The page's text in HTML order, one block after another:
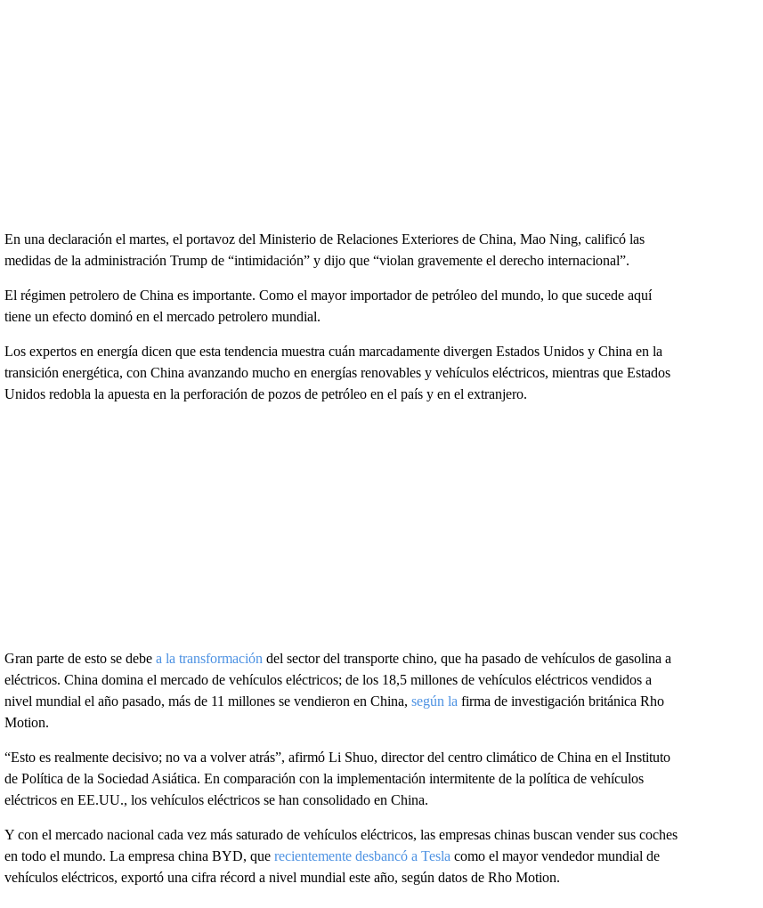
En una declaración el martes, el portavoz del Ministerio de Relaciones Exteriores de China, Mao Ning, calificó las
medidas de la administración Trump de “intimidación” y dijo que “violan gravemente el derecho internacional”.
El régimen petrolero de China es importante. Como el mayor importador de petróleo del mundo, lo que sucede aquí
tiene un efecto dominó en el mercado petrolero mundial.
Los expertos en energía dicen que esta tendencia muestra cuán marcadamente divergen Estados Unidos y China en la
transición energética, con China avanzando mucho en energías renovables y vehículos eléctricos, mientras que Estados
Unidos redobla la apuesta en la perforación de pozos de petróleo en el país y en el extranjero.
Gran parte de esto se debe a la transformación del sector del transporte chino, que ha pasado de vehículos de gasolina a
eléctricos. China domina el mercado de vehículos eléctricos; de los 18,5 millones de vehículos eléctricos vendidos a
nivel mundial el año pasado, más de 11 millones se vendieron en China, según la firma de investigación británica Rho
Motion.
“Esto es realmente decisivo; no va a volver atrás”, afirmó Li Shuo, director del centro climático de China en el Instituto
de Política de la Sociedad Asiática. En comparación con la implementación intermitente de la política de vehículos
eléctricos en EE.UU., los vehículos eléctricos se han consolidado en China.
Y con el mercado nacional cada vez más saturado de vehículos eléctricos, las empresas chinas buscan vender sus coches
en todo el mundo. La empresa china BYD, que recientemente desbancó a Tesla como el mayor vendedor mundial de
vehículos eléctricos, exportó una cifra récord a nivel mundial este año, según datos de Rho Motion.